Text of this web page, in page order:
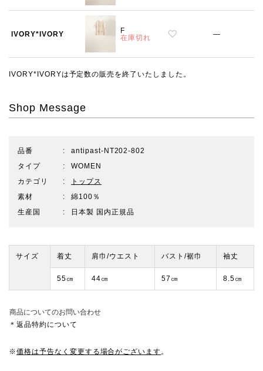
IVORY*IVORY
F
在庫切れ
—
IVORY*IVORYは予定数の販売を終了いたしました。
Shop Message
品番
antipast-NT202-802
タイプ
WOMEN
カテゴリ
トップス
素材
綿100％
生産国
日本製 国内正規品
サイズ 着丈 肩巾/ウエスト バスト/裾巾 袖丈
55㎝ 44㎝ 57㎝ 8.5㎝
商品についてのお問い合わせ
＊返品特約について
※価格は予告なく変更する場合がございます。